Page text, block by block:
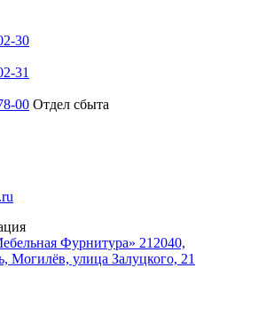
30
31
00 Отдел сбыта
Фурнитура» 212040,
Могилёв, улица Залуцкого, 21